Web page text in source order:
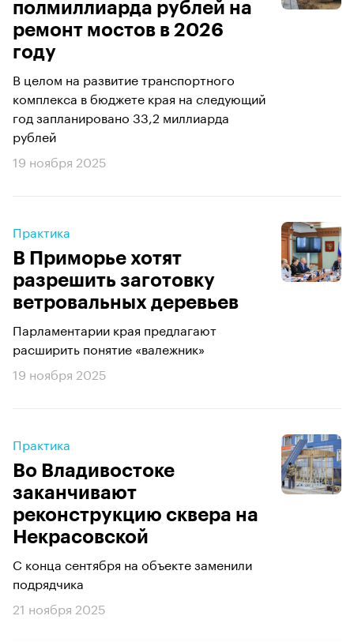
полмиллиарда рублей на
ремонт мостов в 2026
году
В целом на развитие транспортного
комплекса в бюджете края на следующий
год запланировано 33,2 миллиарда
рублей
19 ноября 2025
Практика
В Приморье хотят
разрешить заготовку
ветровальных деревьев
Парламентарии края предлагают
расширить понятие «валежник»
19 ноября 2025
Практика
Во Владивостоке
заканчивают
реконструкцию сквера на
Некрасовской
С конца сентября на объекте заменили
подрядчика
21 ноября 2025